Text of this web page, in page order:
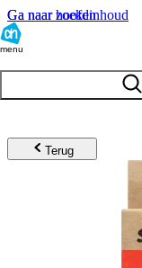
Ga naar hoofdinhoud
Ga naar zoeken
menu
Terug